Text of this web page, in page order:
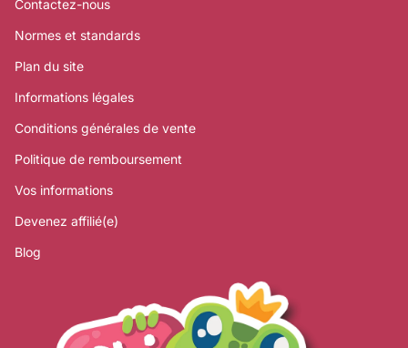
Contactez-nous
Normes et standards
Plan du site
Informations légales
Conditions générales de vente
Politique de remboursement
Vos informations
Devenez affilié(e)
Blog